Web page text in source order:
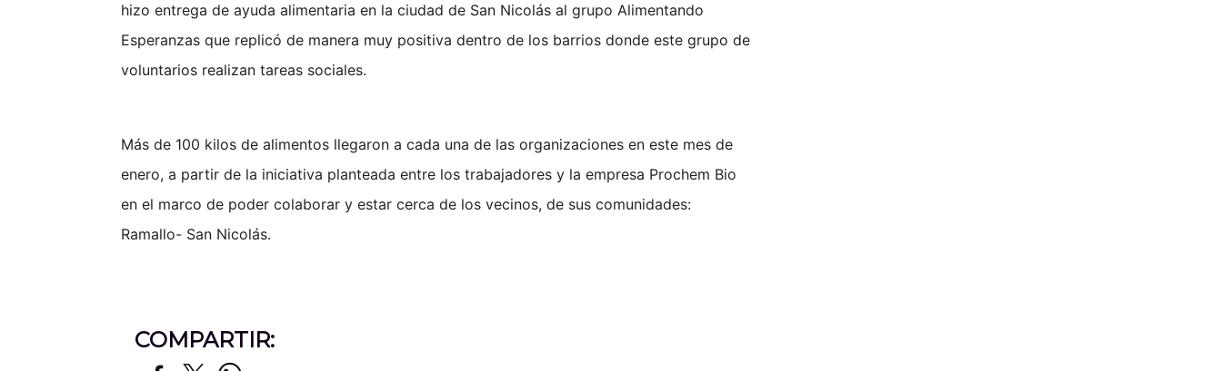
hizo entrega de ayuda alimentaria en la ciudad de San Nicolás al grupo Alimentando
Esperanzas que replicó de manera muy positiva dentro de los barrios donde este grupo de
voluntarios realizan tareas sociales.
Más de 100 kilos de alimentos llegaron a cada una de las organizaciones en este mes de
enero, a partir de la iniciativa planteada entre los trabajadores y la empresa Prochem Bio
en el marco de poder colaborar y estar cerca de los vecinos, de sus comunidades:
Ramallo- San Nicolás.
COMPARTIR: